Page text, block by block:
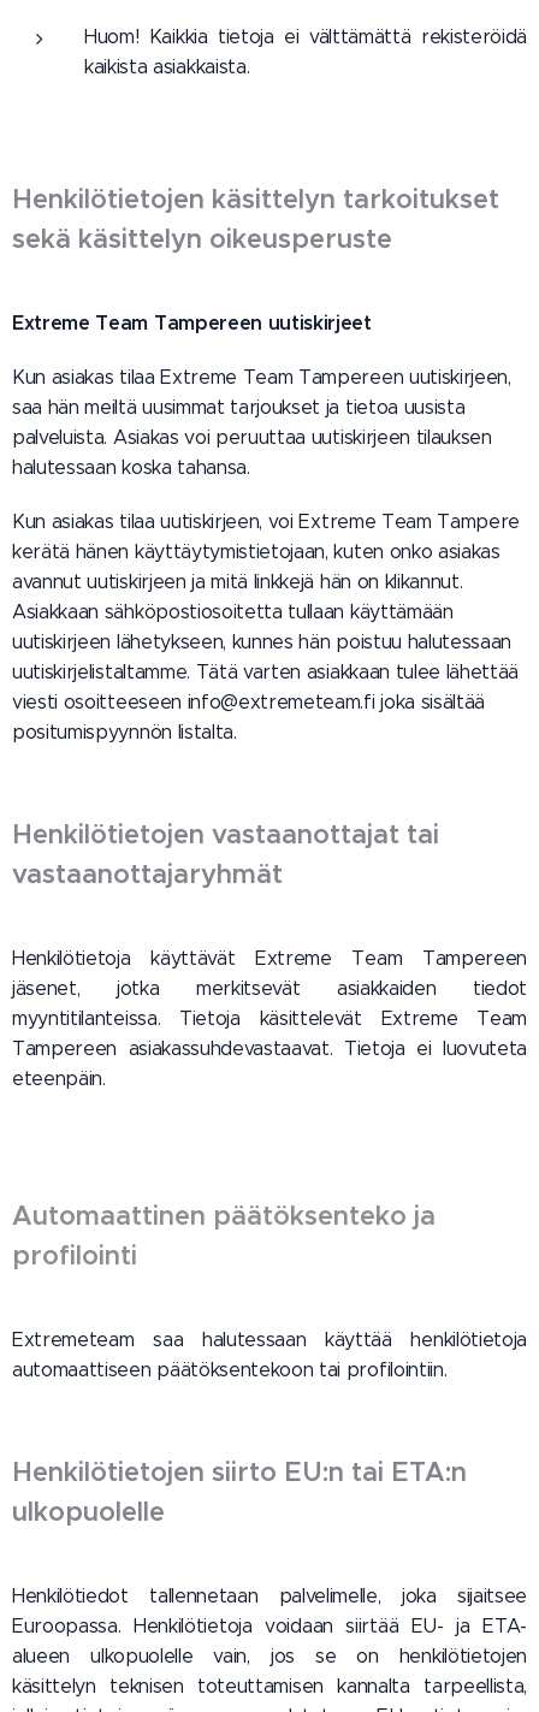
Huom! Kaikkia tietoja ei välttämättä rekisteröidä
kaikista asiakkaista.
Henkilötietojen käsittelyn tarkoitukset
sekä käsittelyn oikeusperuste
Extreme Team Tampereen uutiskirjeet
Kun asiakas tilaa Extreme Team Tampereen uutiskirjeen,
saa hän meiltä uusimmat tarjoukset ja tietoa uusista
palveluista. Asiakas voi peruuttaa uutiskirjeen tilauksen
halutessaan koska tahansa.
Kun asiakas tilaa uutiskirjeen, voi Extreme Team Tampere
kerätä hänen käyttäytymistietojaan, kuten onko asiakas
avannut uutiskirjeen ja mitä linkkejä hän on klikannut.
Asiakkaan sähköpostiosoitetta tullaan käyttämään
uutiskirjeen lähetykseen, kunnes hän poistuu halutessaan
uutiskirjelistaltamme. Tätä varten asiakkaan tulee lähettää
viesti osoitteeseen info@extremeteam.fi joka sisältää
positumispyynnön listalta.
Henkilötietojen vastaanottajat tai
vastaanottajaryhmät
Henkilötietoja käyttävät Extreme Team Tampereen
jäsenet, jotka merkitsevät asiakkaiden tiedot
myyntitilanteissa. Tietoja käsittelevät Extreme Team
Tampereen asiakassuhdevastaavat. Tietoja ei luovuteta
eteenpäin.
Automaattinen päätöksenteko ja
profilointi
Extremeteam saa halutessaan käyttää henkilötietoja
automaattiseen päätöksentekoon tai profilointiin.
Henkilötietojen siirto EU:n tai ETA:n
ulkopuolelle
Henkilötiedot tallennetaan palvelimelle, joka sijaitsee
Euroopassa. Henkilötietoja voidaan siirtää EU- ja ETA-
alueen ulkopuolelle vain, jos se on henkilötietojen
käsittelyn teknisen toteuttamisen kannalta tarpeellista,